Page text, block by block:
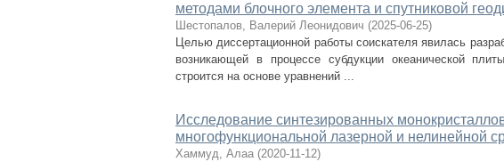
методами блочного элемента и спутниковой
Шестопалов, Валерий Леонидович (2025-06-25)
Целью диссертационной работы соискателя явилась
возникающей в процессе субдукции океанической
строится на основе уравнений ...
Исследование синтезированных
многофункциональной лазерной и нелинейной
Хаммуд, Алаа (2020-11-12)